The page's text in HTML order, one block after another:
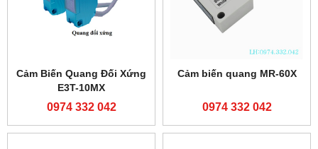
Cảm Biến Quang Đối Xứng
E3T-10MX
0974 332 042
Cảm biến quang MR-60X
0974 332 042